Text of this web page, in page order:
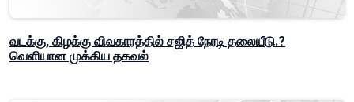
வடக்கு, கிழக்கு விவகாரத்தில் சஜித் நேரடி தலையீடு.?
வெளியான முக்கிய தகவல்